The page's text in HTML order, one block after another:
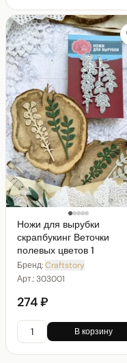
Ножи для вырубки
скрапбукинг Веточки
полевых цветов 1
Бренд:Craftstory
Арт.:303001
274 ₽
В корзину